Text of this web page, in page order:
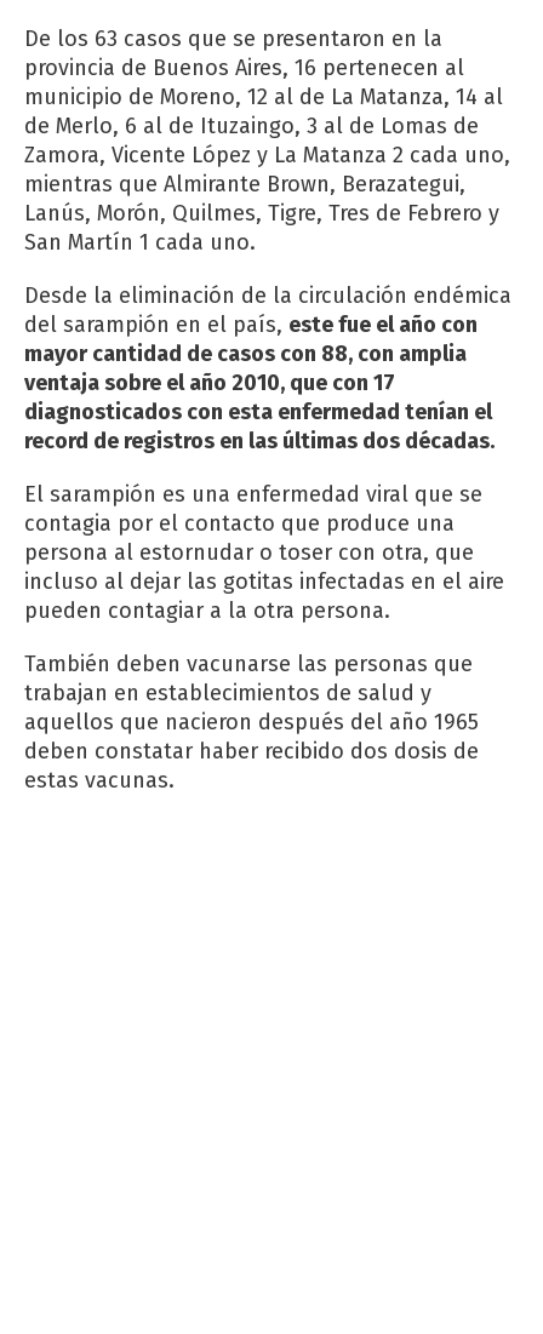
De los 63 casos que se presentaron en la
provincia de Buenos Aires, 16 pertenecen al
municipio de Moreno, 12 al de La Matanza, 14 al
de Merlo, 6 al de Ituzaingo, 3 al de Lomas de
Zamora, Vicente López y La Matanza 2 cada uno,
mientras que Almirante Brown, Berazategui,
Lanús, Morón, Quilmes, Tigre, Tres de Febrero y
San Martín 1 cada uno.
Desde la eliminación de la circulación endémica
del sarampión en el país, este fue el año con
mayor cantidad de casos con 88, con amplia
ventaja sobre el año 2010, que con 17
diagnosticados con esta enfermedad tenían el
record de registros en las últimas dos décadas.
El sarampión es una enfermedad viral que se
contagia por el contacto que produce una
persona al estornudar o toser con otra, que
incluso al dejar las gotitas infectadas en el aire
pueden contagiar a la otra persona.
También deben vacunarse las personas que
trabajan en establecimientos de salud y
aquellos que nacieron después del año 1965
deben constatar haber recibido dos dosis de
estas vacunas.